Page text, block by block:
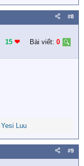
#8
15 ❤︎ Bài viết: 0
Yesi Luu
#9